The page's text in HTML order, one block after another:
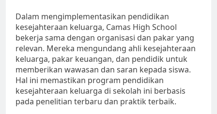
Dalam mengimplementasikan pendidikan
kesejahteraan keluarga, Camas High School
bekerja sama dengan organisasi dan pakar yang
relevan. Mereka mengundang ahli kesejahteraan
keluarga, pakar keuangan, dan pendidik untuk
memberikan wawasan dan saran kepada siswa.
Hal ini memastikan program pendidikan
kesejahteraan keluarga di sekolah ini berbasis
pada penelitian terbaru dan praktik terbaik.